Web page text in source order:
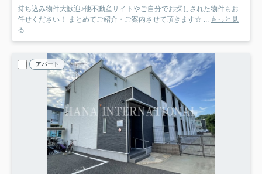
持ち込み物件大歓迎♪他不動産サイトやご自分でお探しされた物件もお
任せください！ まとめてご紹介・ご案内させて頂きます☆ ... もっと見
る
アパート